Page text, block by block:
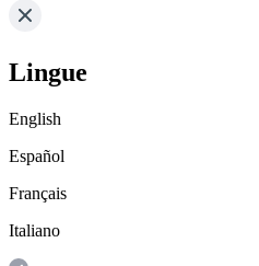
Lingue
English
Español
Français
Italiano